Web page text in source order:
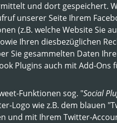
und dort gespeichert.
unserer Seite Ihrem
(z.B. welche Website Sie
Ihren diesbezüglichen
Sie gesammelten Daten
Plugins auch mit Add-
Funktionen sog. "Social
Logo wie z.B. dem blauen
und mit Ihrem Twitter-